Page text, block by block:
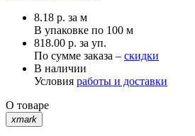
8.18 р. за м
В упаковке по 100 м
818.00 р. за уп.
По сумме заказа – скидки
В наличии
Условия работы и доставки
О товаре
xmark